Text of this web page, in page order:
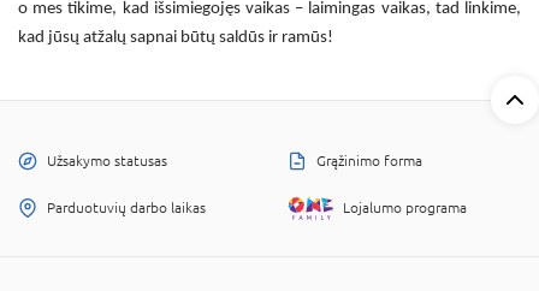
o mes tikime, kad išsimiegojęs vaikas – laimingas vaikas, tad linkime,
kad jūsų atžalų sapnai būtų saldūs ir ramūs!
Užsakymo statusas Grąžinimo forma
Parduotuvių darbo laikas Lojalumo programa